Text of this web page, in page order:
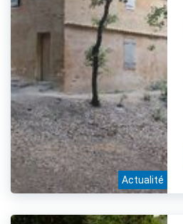
Actualité